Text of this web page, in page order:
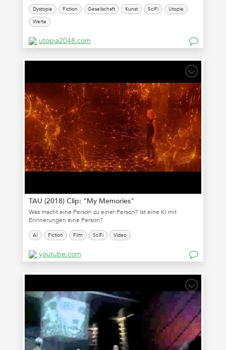
Dystopie Fiction Gesellschaft Kunst SciFi
Utopie
Werte
utopia2048.com
TAU (2018) Clip: "My Memories"
Was macht eine Person zu einer Person? Ist eine KI mit
Erinnerungen eine Person?
AI Fiction Film SciFi Video
youtube.com